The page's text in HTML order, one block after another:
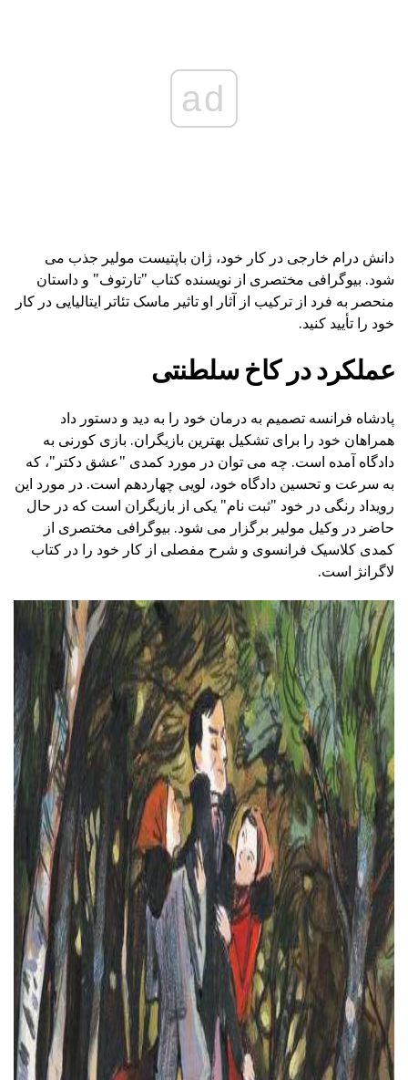
ad
دانش درام خارجی در کار خود، ژان باپتیست مولیر جذب می
شود. بیوگرافی مختصری از نویسنده کتاب "تارتوف" و داستان
منحصر به فرد از ترکیب از آثار او تاثیر ماسک تئاتر ایتالیایی در کار
خود را تأیید کنید.
عملکرد در کاخ سلطنتی
پادشاه فرانسه تصمیم به درمان خود را به دید و دستور داد
همراهان خود را برای تشکیل بهترین بازیگران. بازی کورنی به
دادگاه آمده است. چه می توان در مورد کمدی "عشق دکتر"، که
به سرعت و تحسین دادگاه خود، لویی چهاردهم است. در مورد این
رویداد رنگی در خود "ثبت نام" یکی از بازیگران است که در حال
حاضر در وکیل مولیر برگزار می شود. بیوگرافی مختصری از
کمدی کلاسیک فرانسوی و شرح مفصلی از کار خود را در کتاب
لاگرانژ است.